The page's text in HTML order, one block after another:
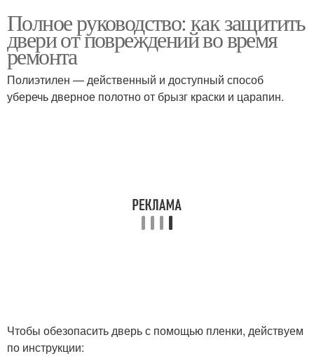
Полное руководство: как защитить
двери от повреждений во время
ремонта
Полиэтилен — действенный и доступный способ
уберечь дверное полотно от брызг краски и царапин.
Чтобы обезопасить дверь с помощью пленки, действуем
по инструкции: